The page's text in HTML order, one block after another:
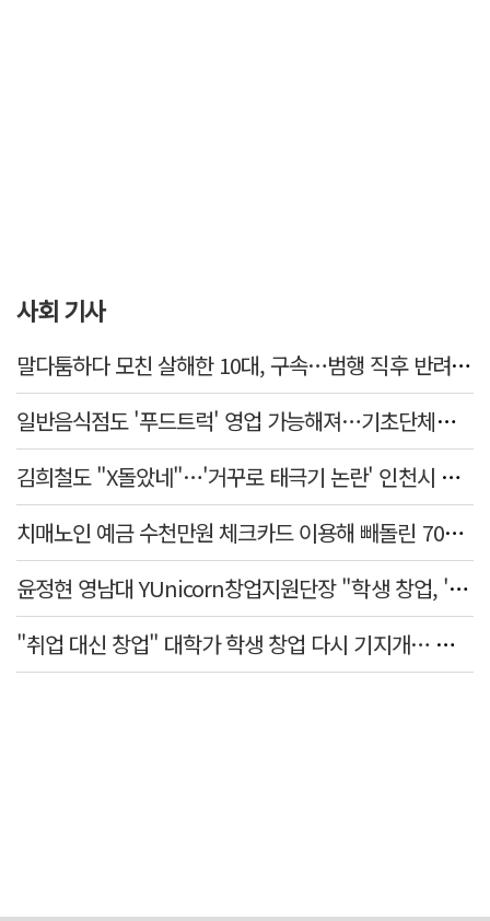
사회 기사
말다툼하다 모친 살해한 10대, 구속…범행 직후 반려견도 죽여
일반음식점도 '푸드트럭' 영업 가능해져…기초단체별 조례 개정 움직임
김희철도 "X돌았네"…'거꾸로 태극기 논란' 인천시 현수막, 이틀 만에 철거
치매노인 예금 수천만원 체크카드 이용해 빼돌린 70대 간병인, 집행유예
윤정현 영남대 YUnicorn창업지원단장 "학생 창업, '팀 빌딩'이 제일 중요"
"취업 대신 창업" 대학가 학생 창업 다시 기지개… 창업자·기업·매출 동반 성장